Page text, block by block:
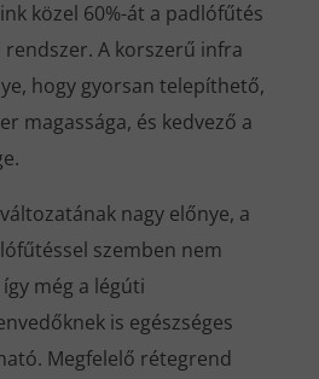
közel 60%-át a padlófűtés
A korszerű infra
hogy gyorsan telepíthető,
magassága, és kedvező a
nagy előnye, a
szemben nem
még a légúti
is egészséges
Megfelelő rétegrend